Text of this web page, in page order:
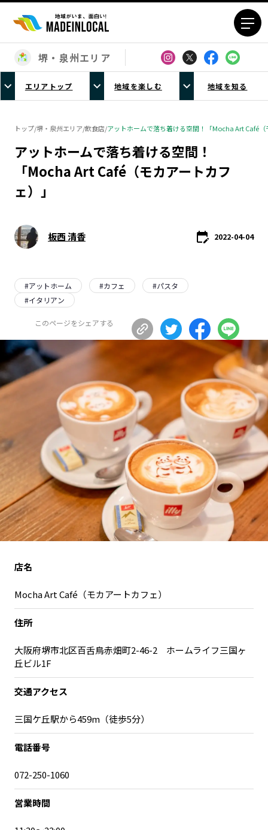
エリアから探す
北海道エリア
青森エリア
秋田エリア
山形エリア
福島エリア
茨城エリア
栃木エリア
群馬エリア
埼玉エリア
神奈川エリア
富山エリア
長野エリア
岐阜エリア
静岡エリア
三重エリア
滋賀エリア
京都エリア
大阪市エリア
北摂エリア
堺・泉州エリア
河内エリア
兵庫エリア
奈良エリア
和歌山エリア
鳥取エリア
島根エリア
岡山エリア
広島エリア
山口エリア
徳島エリア
香川エリア
愛媛エリア
高知エリア
福岡エリア
佐賀エリア
長崎エリア
熊本エリア
大分エリア
宮崎エリア
鹿児島エリア
沖縄エリア
カテゴリから探す
プレスリリース
行政連携記事
MILCプロジェクト
選出企業特別対談
Localist
地域豆知識
ニッポンの百選大全集
Sporkle
「人」から探す
堺・泉州エリア
エリアトップ 地域を楽しむ 地域を知る
トップ/堺・泉州エリア/飲食店/アットホームで落ち着ける空間！「Mocha Art Café
アットホームで落ち着ける空間！
「Mocha Art Café（モカアートカフ
ェ）」
板西 清香 2022-04-04
#アットホーム #カフェ #パスタ
#イタリアン
このページをシェアする
店名
Mocha Art Café（モカアートカフェ）
住所
大阪府堺市北区百舌鳥赤畑町2-46-2 ホームライフ三国ヶ
丘ビル1F
交通アクセス
三国ケ丘駅から459m（徒歩5分）
電話番号
072-250-1060
営業時間